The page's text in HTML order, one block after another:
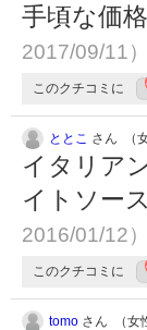
手頃な価
2017/09/11）
このクチコミに
ととこ さん （
イタリア
イトソー
2016/01/12）
このクチコミに
tomo さん （女